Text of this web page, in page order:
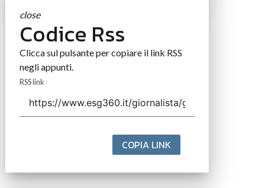
close
Codice Rss
Clicca sul pulsante per copiare il link RSS
negli appunti.
RSS link
COPIA LINK